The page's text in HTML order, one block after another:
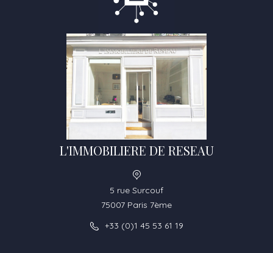
L'IMMOBILIERE DE RESEAU
5 rue Surcouf
75007 Paris 7ème
+33 (0)1 45 53 61 19